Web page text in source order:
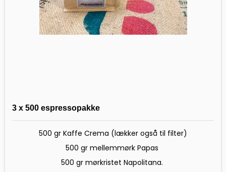
3 x 500 espressopakke
500 gr Kaffe Crema (lækker også til filter)
500 gr mellemmørk Papas
500 gr mørkristet Napolitana.